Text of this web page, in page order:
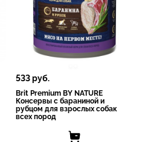
533руб.
Brit Premium BY NATURE
Консервы с бараниной и
рубцом для взрослых собак
всех пород